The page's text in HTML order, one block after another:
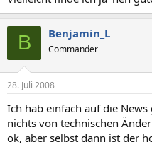
B Benjamin_L
Commander
28. Juli 2008
Ich hab einfach auf die
nichts von technischen
ok, aber selbst dann ist der